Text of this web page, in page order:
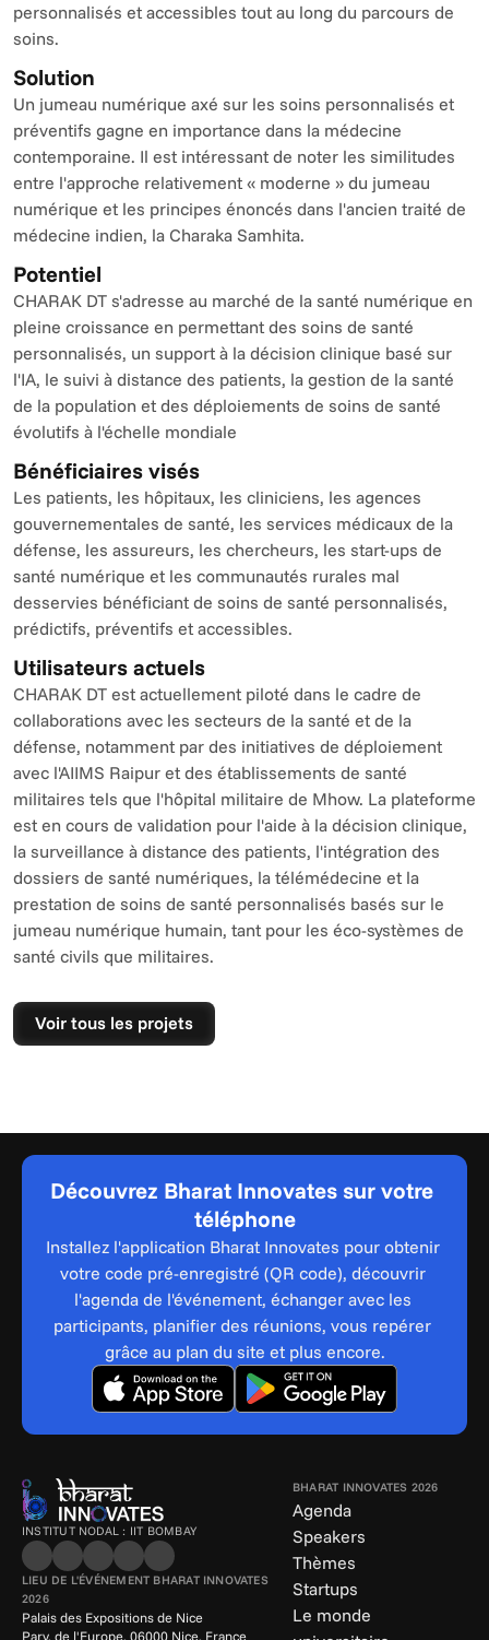
personnalisés et accessibles tout au long du parcours de
soins.
Solution
Un jumeau numérique axé sur les soins personnalisés et
préventifs gagne en importance dans la médecine
contemporaine. Il est intéressant de noter les similitudes
entre l'approche relativement « moderne » du jumeau
numérique et les principes énoncés dans l'ancien traité de
médecine indien, la Charaka Samhita.
Potentiel
CHARAK DT s'adresse au marché de la santé numérique en
pleine croissance en permettant des soins de santé
personnalisés, un support à la décision clinique basé sur
l'IA, le suivi à distance des patients, la gestion de la santé
de la population et des déploiements de soins de santé
évolutifs à l'échelle mondiale
Bénéficiaires visés
Les patients, les hôpitaux, les cliniciens, les agences
gouvernementales de santé, les services médicaux de la
défense, les assureurs, les chercheurs, les start-ups de
santé numérique et les communautés rurales mal
desservies bénéficiant de soins de santé personnalisés,
prédictifs, préventifs et accessibles.
Utilisateurs actuels
CHARAK DT est actuellement piloté dans le cadre de
collaborations avec les secteurs de la santé et de la
défense, notamment par des initiatives de déploiement
avec l'AIIMS Raipur et des établissements de santé
militaires tels que l'hôpital militaire de Mhow. La plateforme
est en cours de validation pour l'aide à la décision clinique,
la surveillance à distance des patients, l'intégration des
dossiers de santé numériques, la télémédecine et la
prestation de soins de santé personnalisés basés sur le
jumeau numérique humain, tant pour les éco-systèmes de
santé civils que militaires.
Voir tous les projets
Découvrez Bharat Innovates sur votre
téléphone
Installez l'application Bharat Innovates pour obtenir
votre code pré-enregistré (QR code), découvrir
l'agenda de l'événement, échanger avec les
participants, planifier des réunions, vous repérer
grâce au plan du site et plus encore.
INSTITUT NODAL : IIT BOMBAY
LIEU DE L'ÉVÉNEMENT BHARAT INNOVATES
2026
Palais des Expositions de Nice
Parv. de l'Europe, 06000 Nice, France
BHARAT INNOVATES 2026
Agenda
Speakers
Thèmes
Startups
Le monde